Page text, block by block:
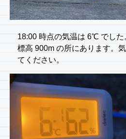
18:00 時点の気温は 6℃ でした
標高 900m の所にあります。
てください。